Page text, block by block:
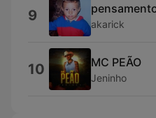
9 akarick
10 MC PEÃO
Jeninho